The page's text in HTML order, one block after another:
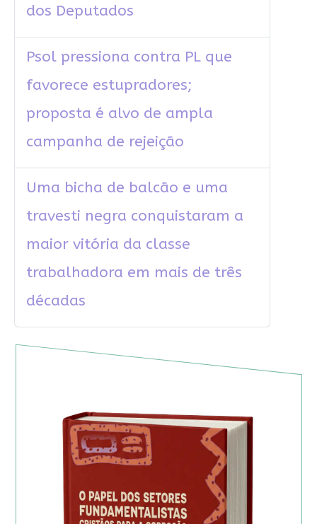
dos Deputados
Psol pressiona contra PL que
favorece estupradores;
proposta é alvo de ampla
campanha de rejeição
Uma bicha de balcão e uma
travesti negra conquistaram a
maior vitória da classe
trabalhadora em mais de três
décadas